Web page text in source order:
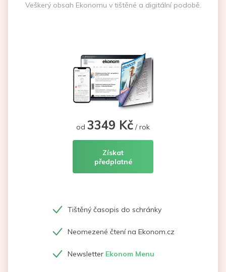
Veškerý obsah Ekonomu v tištěné a digitální podobě.
od 3349 Kč / rok
Získat
předplatné
Tištěný časopis do schránky
Neomezené čtení na Ekonom.cz
Newsletter Ekonom Menu